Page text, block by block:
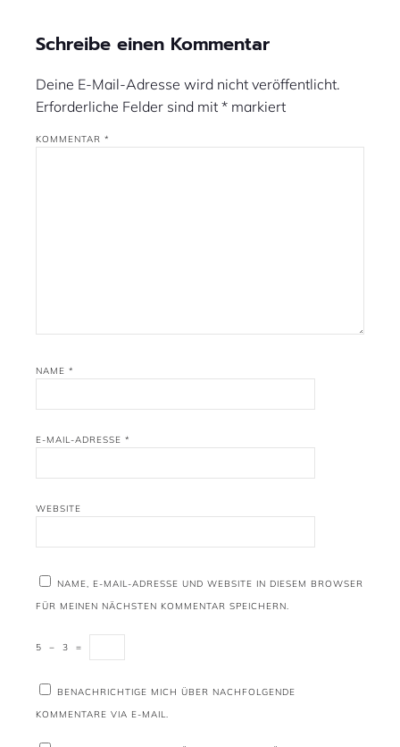
Schreibe einen Kommentar
Deine E-Mail-Adresse wird nicht veröffentlicht.
Erforderliche Felder sind mit * markiert
KOMMENTAR *
NAME *
E-MAIL-ADRESSE *
WEBSITE
NAME, E-MAIL-ADRESSE UND WEBSITE IN DIESEM BROWSER
FÜR MEINEN NÄCHSTEN KOMMENTAR SPEICHERN.
5 − 3 =
BENACHRICHTIGE MICH ÜBER NACHFOLGENDE
KOMMENTARE VIA E-MAIL.